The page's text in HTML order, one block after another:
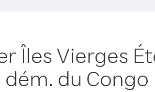
Îles Vierges
dém. du Congo